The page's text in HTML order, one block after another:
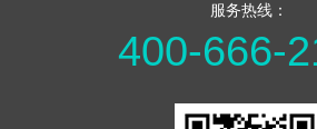
服务热线：
400-666-